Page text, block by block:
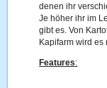
denen ihr
Je höher ihr im
gibt es. Von
Kapifarm wird
Features: